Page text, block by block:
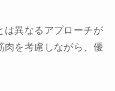
は異なるアプローチが
肉を考慮しながら、優